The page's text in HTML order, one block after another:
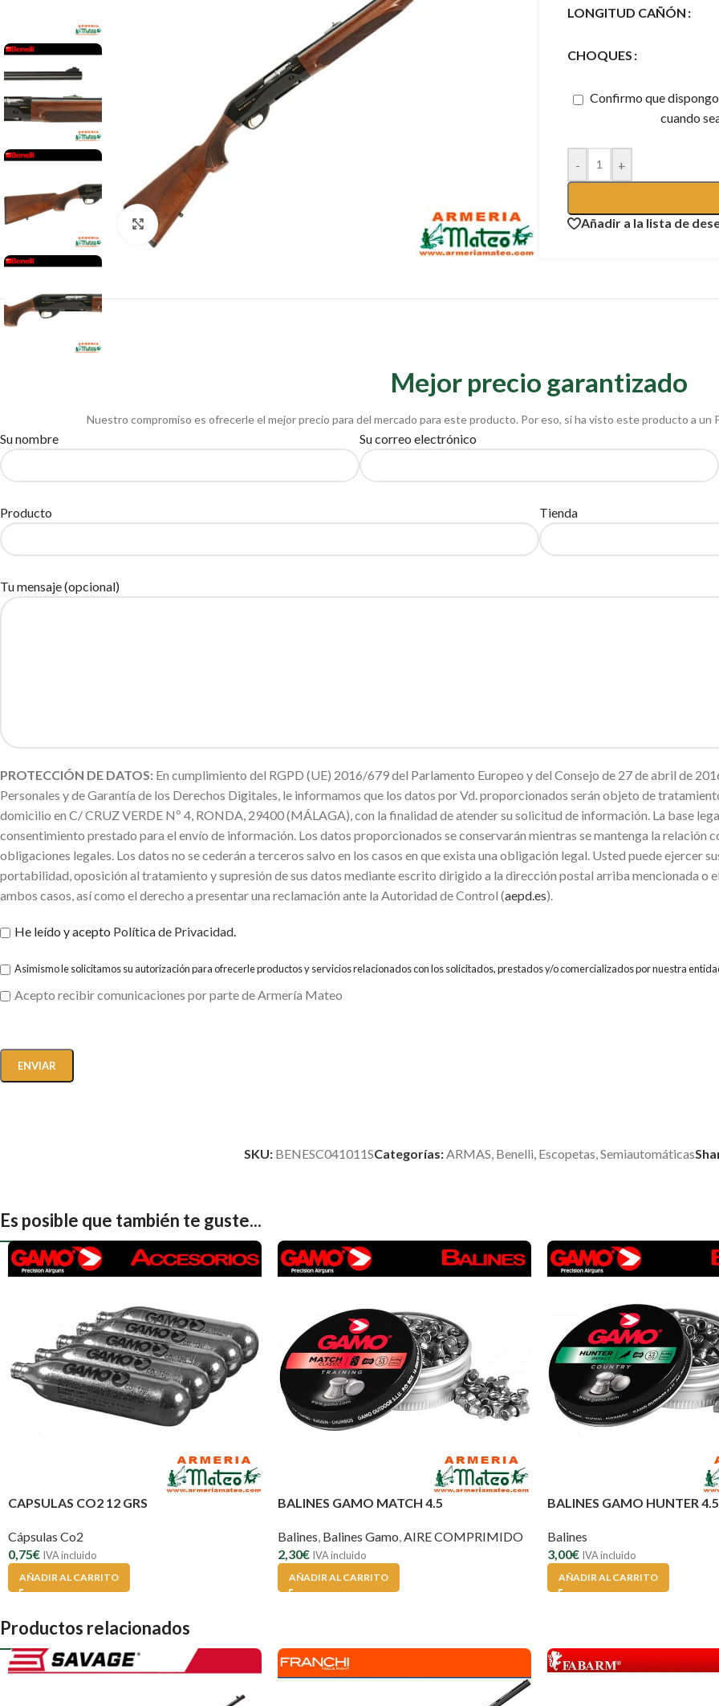
Clic para ampliar
LONGITUD CAÑÓN
CHOQUES
Confirmo que
cuando
- +
Añadir a la lista de
Mejor precio garantizado
Nuestro compromiso es ofrecerle el mejor precio para del mercado para este producto. Por eso, si ha visto este producto a
Su nombre Su correo electrónico
Producto Tienda
Tu mensaje (opcional)
PROTECCIÓN DE DATOS: En cumplimiento del RGPD (UE) 2016/679 del Parlamento Europeo y del Consejo de 27 de abril de
Personales y de Garantía de los Derechos Digitales, le informamos que los datos por Vd. proporcionados serán objeto de
domicilio en C/ CRUZ VERDE Nº 4, RONDA, 29400 (MÁLAGA), con la finalidad de atender su solicitud de información. La base
consentimiento prestado para el envío de información. Los datos proporcionados se conservarán mientras se mantenga la relación
obligaciones legales. Los datos no se cederán a terceros salvo en los casos en que exista una obligación legal. Usted puede
portabilidad, oposición al tratamiento y supresión de sus datos mediante escrito dirigido a la dirección postal arriba mencionada o
ambos casos, así como el derecho a presentar una reclamación ante la Autoridad de Control (aepd.es).
He leído y acepto Política de Privacidad
Asimismo le solicitamos su autorización para ofrecerle productos y servicios relacionados con los solicitados, prestados y/o comercializados por nuestra
Acepto recibir comunicaciones por parte de Armería Mateo
SKU: BENESC041011SCategorías: ARMAS Benelli Escopetas Semiautomáticas
Es posible que también te guste...
CAPSULAS CO2 12 GRS
Cápsulas Co2
0,75€ IVA incluido
AÑADIR AL CARRITO
BALINES GAMO MATCH 4.5
Balines Balines Gamo AIRE COMPRIMIDO
2,30€ IVA incluido
AÑADIR AL CARRITO
BALINES GAMO HUNTER 4.5
Balines
3,00€ IVA incluido
AÑADIR AL CARRITO
Productos relacionados